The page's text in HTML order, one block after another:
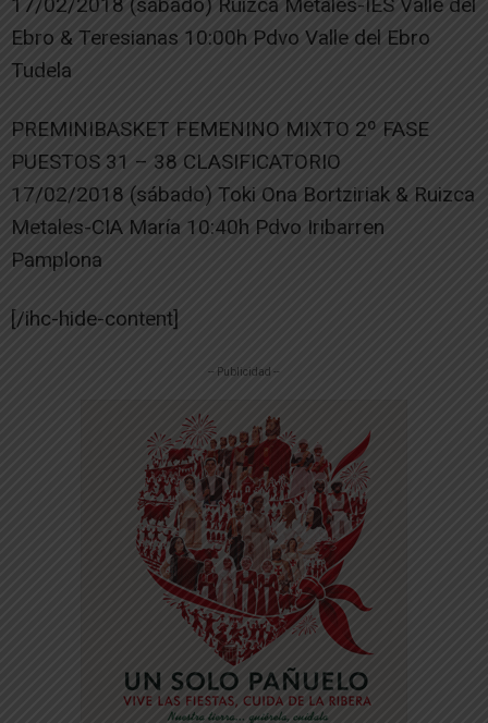
Ebro & Teresianas 10:00h Pdvo Valle del Ebro
Tudela
PREMINIBASKET FEMENINO MIXTO 2º FASE
PUESTOS 31 – 38 CLASIFICATORIO
17/02/2018 (sábado) Toki Ona Bortziriak & Ruizca
Metales-CIA María 10:40h Pdvo Iribarren
Pamplona
[/ihc-hide-content]
-- Publicidad --